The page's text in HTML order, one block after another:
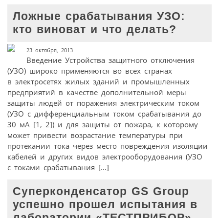
Ложные срабатывания УЗО:
кто виноват и что делать?
23 октября, 2013
Введение Устройства защитного отключения
(УЗО) широко применяются во всех странах
в электросетях жилых зданий и промышленных
предприятий в качестве дополнительной меры
защиты людей от поражения электрическим током
(УЗО с дифференциальным током срабатывания до
30 мА [1, 2]) и для защиты от пожара, к которому
может привести возрастание температуры при
протекании тока через место повреждения изоляции
кабелей и других видов электрооборудования (УЗО
с токами срабатывания […]
Суперконденсатор GS Group
успешно прошел испытания в